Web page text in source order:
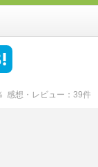
感想・レビュー 39件